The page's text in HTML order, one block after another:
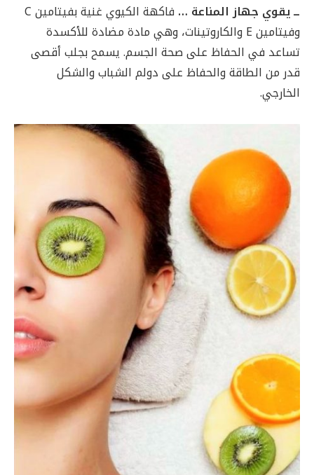
ــ يقوي جهاز المناعة …
فاكهة الكيوي غنية بفيتامين C
وفيتامين E والكاروتينات، وهي مادة مضادة للأكسدة
تساعد في الحفاظ على صحة الجسم. يسمح بجلب أقصى
قدر من الطاقة والحفاظ على دولم الشباب والشكل
الخارجي.